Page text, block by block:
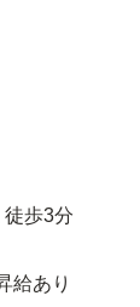
歩3分
給あり